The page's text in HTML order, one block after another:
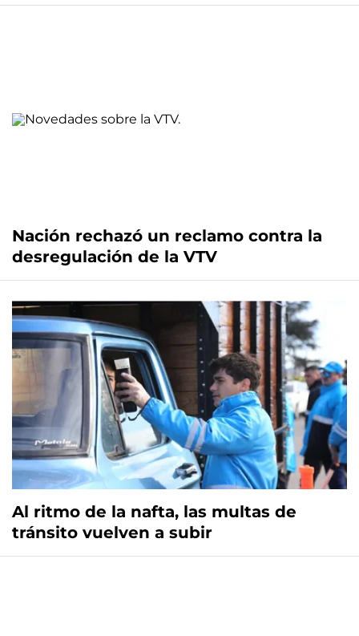
Nación rechazó un reclamo contra la
desregulación de la VTV
Al ritmo de la nafta, las multas de
tránsito vuelven a subir